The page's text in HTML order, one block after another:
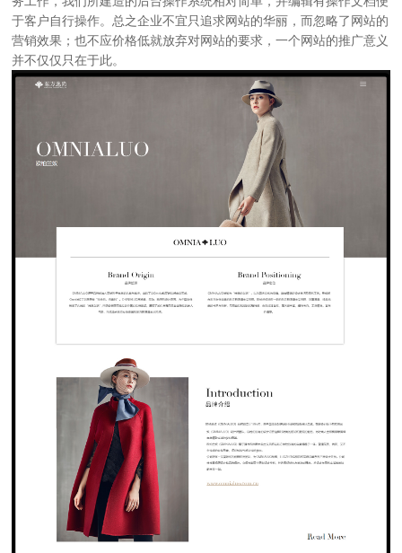
于客户自行操作。总之企业不宜只追求网站的华丽，而忽略了网站的
营销效果；也不应价格低就放弃对网站的要求，一个网站的推广意义
并不仅仅只在于此。